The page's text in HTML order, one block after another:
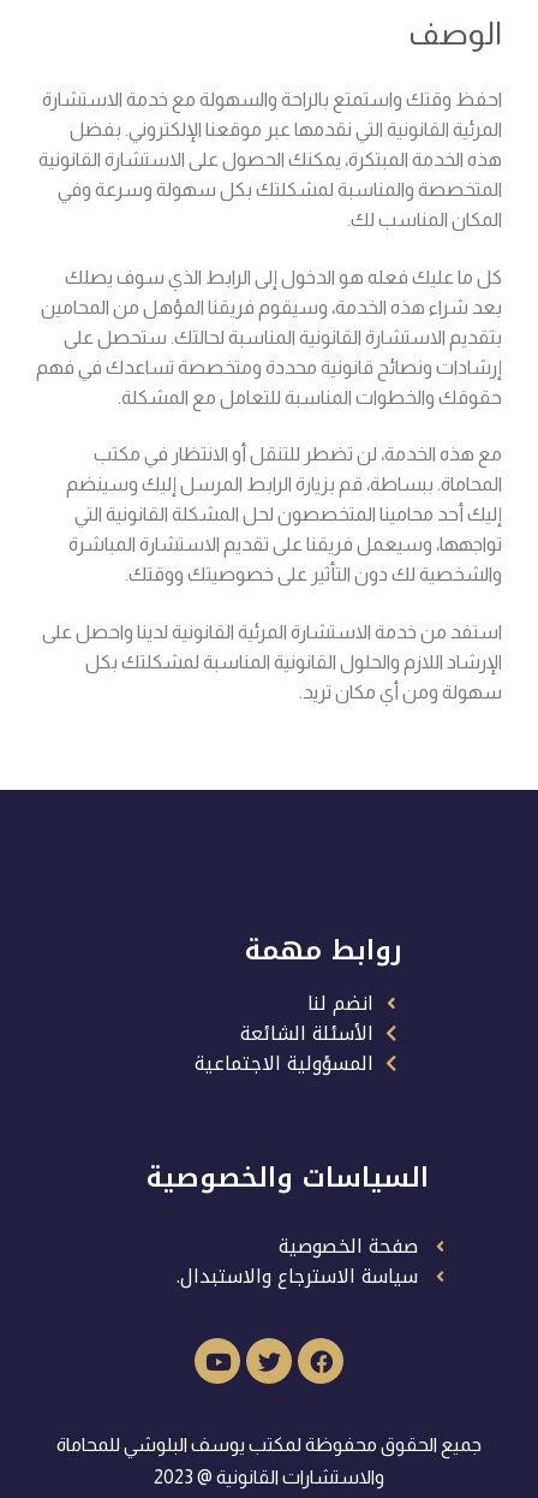
الوصف
احفظ وقتك واستمتع بالراحة والسهولة مع خدمة الاستشارة
المرئية القانونية التي نقدمها عبر موقعنا الإلكتروني. بفضل
هذه الخدمة المبتكرة، يمكنك الحصول على الاستشارة القانونية
المتخصصة والمناسبة لمشكلتك بكل سهولة وسرعة وفي
المكان المناسب لك.
كل ما عليك فعله هو الدخول إلى الرابط الذي سوف يصلك
بعد شراء هذه الخدمة، وسيقوم فريقنا المؤهل من المحامين
بتقديم الاستشارة القانونية المناسبة لحالتك. ستحصل على
إرشادات ونصائح قانونية محددة ومتخصصة تساعدك في فهم
حقوقك والخطوات المناسبة للتعامل مع المشكلة.
مع هذه الخدمة، لن تضطر للتنقل أو الانتظار في مكتب
المحاماة. ببساطة، قم بزيارة الرابط المرسل إليك وسينضم
إليك أحد محامينا المتخصصون لحل المشكلة القانونية التي
تواجهها، وسيعمل فريقنا على تقديم الاستشارة المباشرة
والشخصية لك دون التأثير على خصوصيتك ووقتك.
استفد من خدمة الاستشارة المرئية القانونية لدينا واحصل على
الإرشاد اللازم والحلول القانونية المناسبة لمشكلتك بكل
سهولة ومن أي مكان تريد.
روابط مهمة
انضم لنا
الأسئلة الشائعة
المسؤولية الاجتماعية
السياسات والخصوصية
صفحة الخصوصية
سياسة الاسترجاع والاستبدال.
جميع الحقوق محفوظة لمكتب يوسف البلوشي للمحاماة
والاستشارات القانونية @ 2023